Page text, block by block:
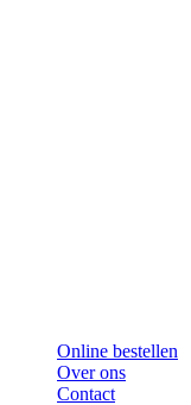
Online bestellen
Over ons
Contact